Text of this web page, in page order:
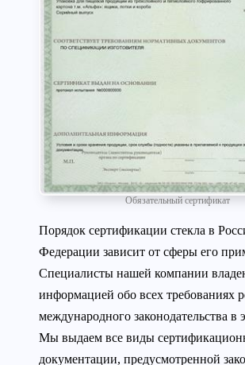
Обязательный сертификат
Порядок сертификации стекла в
Федерации зависит от сферы его
Специалисты нашей компании
информацией обо всех требованиях
международного законодательства в
Мы выдаем все виды
документации, предусмотренной